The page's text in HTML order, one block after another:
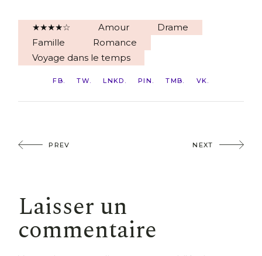
★★★★☆ Amour
Drame
Famille
Romance
Voyage dans le temps
FB TW LNKD PIN TMB VK
PREV NEXT
Laisser un
commentaire